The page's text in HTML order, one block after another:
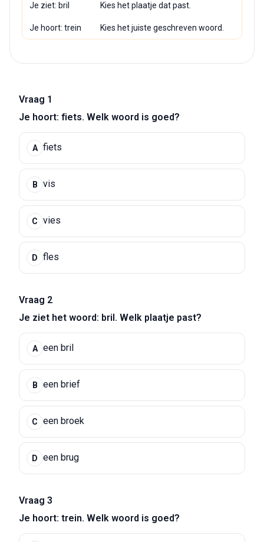
Je ziet: bril Kies het plaatje dat past.
Je hoort: trein Kies het juiste geschreven woord.
Vraag 1
Je hoort: fiets. Welk woord is goed?
A fiets
B vis
C vies
D fles
Vraag 2
Je ziet het woord: bril. Welk plaatje past?
A een bril
B een brief
C een broek
D een brug
Vraag 3
Je hoort: trein. Welk woord is goed?